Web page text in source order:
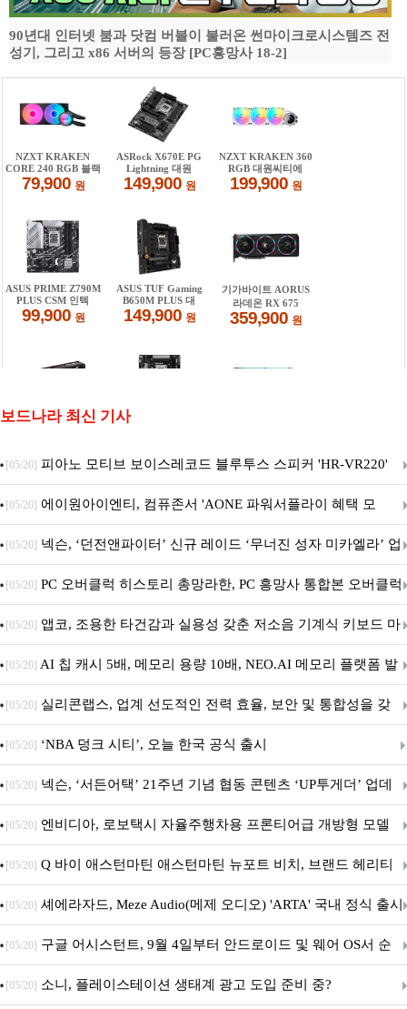
90년대 인터넷 붐과 닷컴 버블이 불러온 썬마이크로시스템즈 전
성기, 그리고 x86 서버의 등장 [PC흥망사 18-2]
보드나라 최신 기사
[05/20] 피아노 모티브 보이스레코드 블루투스 스피커 'HR-VR220'
출시
[05/20] 에이원아이엔티, 컴퓨존서 'AONE 파워서플라이 혜택 모
음.ZIP' 이벤트 진행
[05/20] 넥슨, ‘던전앤파이터’ 신규 레이드 ‘무너진 성자 미카엘라’ 업
데이트!
[05/20] PC 오버클럭 히스토리 총망라한, PC 흥망사 통합본 오버클럭
특집(1-4편)
[05/20] 앱코, 조용한 타건감과 실용성 갖춘 저소음 기계식 키보드 마
우스 세트 'KM580' 출시
[05/20] AI 칩 캐시 5배, 메모리 용량 10배, NEO.AI 메모리 플랫폼 발
표
[05/20] 실리콘랩스, 업계 선도적인 전력 효율, 보안 및 통합성을 갖
춘 초저전력 블루투스 LE SoC ‘BG2B’ 공개
[05/20] ‘NBA 덩크 시티’, 오늘 한국 공식 출시
[05/20] 넥슨, ‘서든어택’ 21주년 기념 협동 콘텐츠 ‘UP투게더’ 업데
이트
[05/20] 엔비디아, 로보택시 자율주행차용 프론티어급 개방형 모델
‘알파마요 2 슈퍼’ 상업적 이용 가능
[05/20] Q 바이 애스턴마틴 애스턴마틴 뉴포트 비치, 브랜드 헤리티
지 담은 ‘헤리티지 에디션 컬렉션’ 공개
[05/20] 셰에라자드, Meze Audio(메제 오디오) 'ARTA' 국내 정식 출시
[05/20] 구글 어시스턴트, 9월 4일부터 안드로이드 및 웨어 OS서 순
차 서비스 종료
[05/20] 소니, 플레이스테이션 생태계 광고 도입 준비 중?